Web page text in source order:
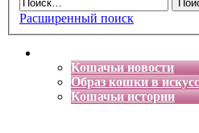
Расширенный поиск
Кошачьи новости
Образ кошки в
Кошачьи истории